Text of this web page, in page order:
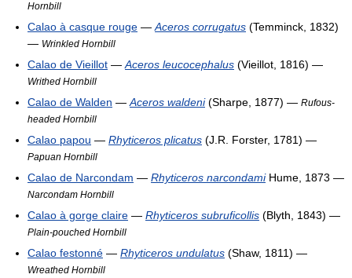
Hornbill
Calao à casque rouge — Aceros corrugatus (Temminck, 1832)
— Wrinkled Hornbill
Calao de Vieillot — Aceros leucocephalus (Vieillot, 1816) —
Writhed Hornbill
Calao de Walden — Aceros waldeni(Sharpe, 1877) — Rufous-
headed Hornbill
Calao papou — Rhyticeros plicatus (J.R. Forster, 1781) —
Papuan Hornbill
Calao de Narcondam — Rhyticeros narcondamiHume, 1873 —
Narcondam Hornbill
Calao à gorge claire — Rhyticeros subruficollis (Blyth, 1843) —
Plain-pouched Hornbill
Calao festonné — Rhyticeros undulatus (Shaw, 1811) —
Wreathed Hornbill